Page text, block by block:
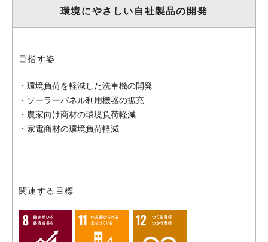
環境にやさしい自社製品の開発
目指す姿
・環境負荷を軽減した洗車機の開発
・ソーラーパネル利用機器の拡充
・農家向け商材の環境負荷軽減
・家電商材の環境負荷軽減
関連する目標